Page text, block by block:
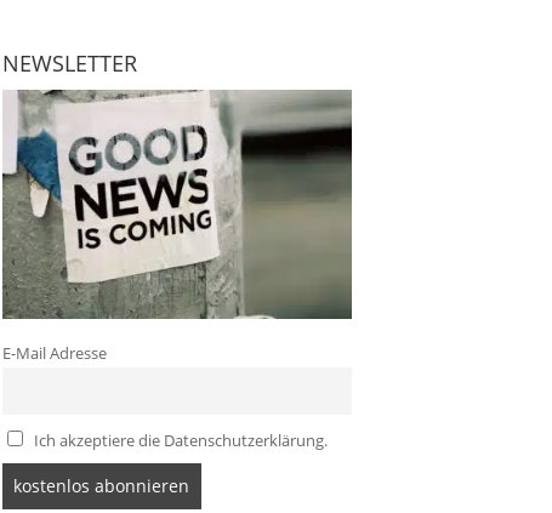
NEWSLETTER
E-Mail Adresse
Ich akzeptiere die Datenschutzerklärung.